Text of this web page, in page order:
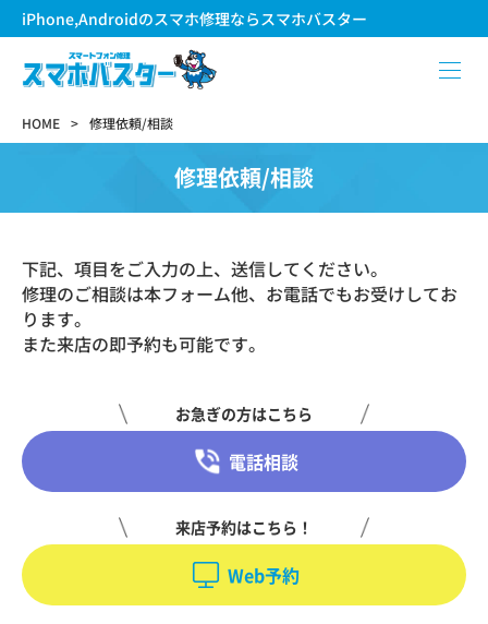
iPhone,Androidのスマホ修理ならスマホバスター
HOME 修理依頼/相談
修理依頼/相談
下記、項目をご入力の上、送信してください。
修理のご相談は本フォーム他、お電話でもお受けしてお
ります。
また来店の即予約も可能です。
お急ぎの方はこちら
電話相談
来店予約はこちら！
Web予約